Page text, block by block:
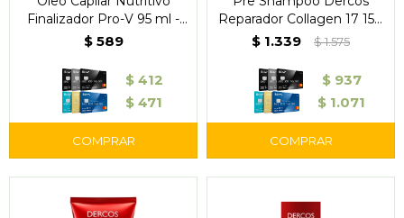
Finalizador Pro-V 95 ml -
Pantene
$ 589
$ 412
$ 471
Reparador Collagen 17 150
ml - Vichy
$ 1.339 $1.575
$ 937
$ 1.071